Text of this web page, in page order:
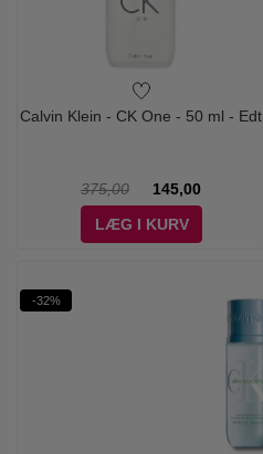
Calvin Klein - CK One - 50 ml - Edt
375,00
145,00
LÆG I KURV
-32%